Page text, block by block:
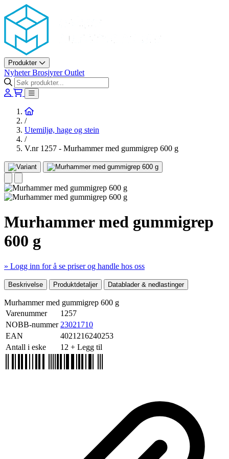
Askøy Murerverktøy AS
Produkter
NyheterBrosjyrerOutlet
Hjem
/
Utemiljø, hage og stein
/
V.nr 1257 - Murhammer med gummigrep 600 g
Murhammer med gummigrep
600 g
» Logg inn for å se priser og handle hos oss
Mer produktdetaljer
Beskrivelse Produktdetaljer Datablader & nedlastinger
Murhammer med gummigrep 600 g
Varenummer
1257
NOBB-nummer 23021710
EAN
4021216240253
Antall i eske
12 + Legg til